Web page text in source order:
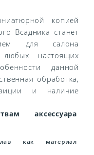
копией
Всадника станет
для салона
настоящих
данной
обработка,
и наличие
аксессуара
как материал